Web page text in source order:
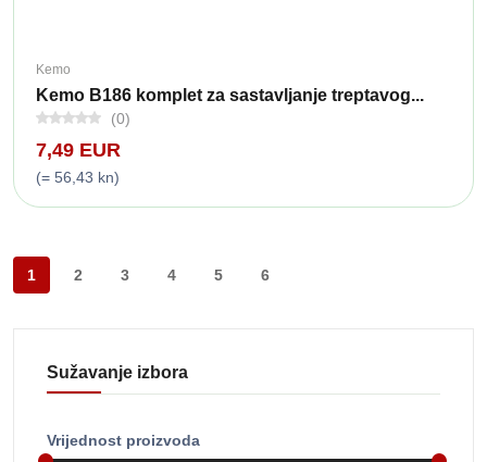
Kemo
Kemo B186 komplet za sastavljanje treptavog...
(0)
7,49 EUR
(= 56,43 kn)
1 2 3 4 5 6
Sužavanje izbora
Vrijednost proizvoda